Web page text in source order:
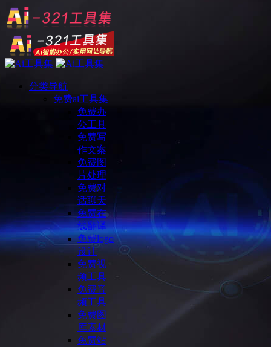
分类导航
免费ai工具集
免费办
公工具
免费写
作文案
免费图
片处理
免费对
话聊天
免费在
线翻译
免费logo
设计
免费视
频工具
免费音
频工具
免费图
库素材
免费站